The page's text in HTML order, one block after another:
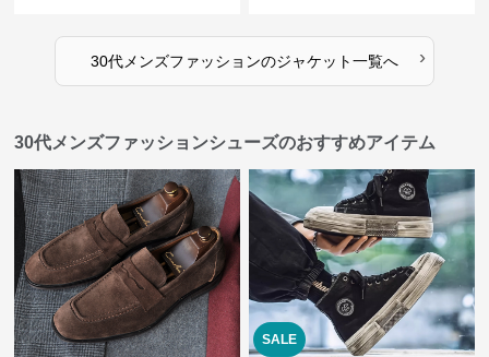
30代メンズファッションのジャケット一覧へ ›
30代メンズファッションシューズのおすすめアイテム
SALE